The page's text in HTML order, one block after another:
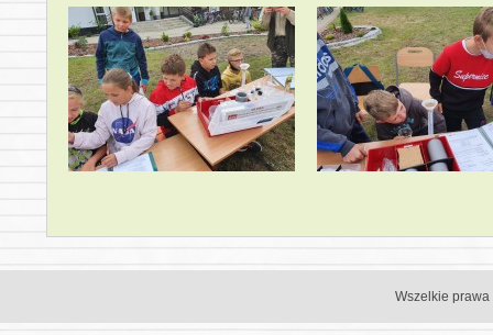
Wszelkie prawa